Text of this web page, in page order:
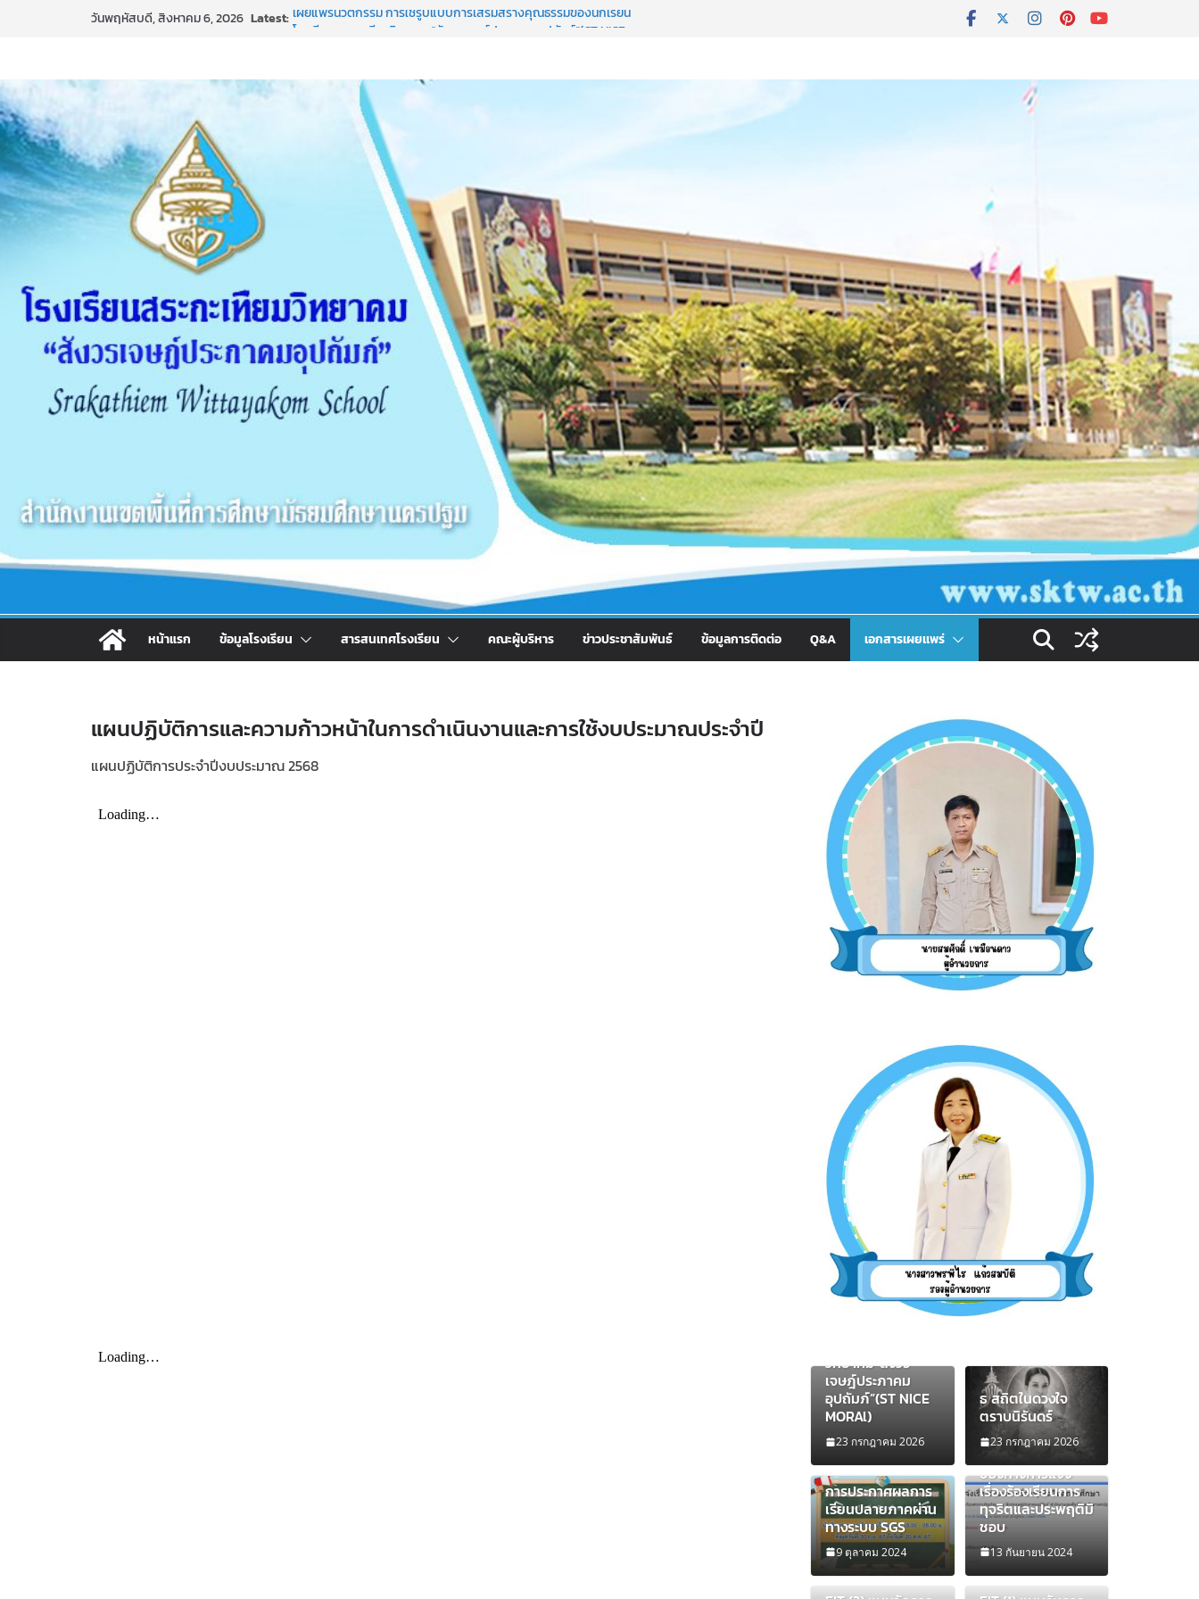
วันพฤหัสบดี, สิงหาคม 6, 2026 Latest: เผยแพร่นวัตกรรม การใช้รูปแบบการเสริมสร้างคุณธรรมของนักเรียน
การประกาศผลการเรียนปลายภาคผ่านทางระบบ SGS
ช่องทางการแจ้งเรื่องร้องเรียนการทุจริตและประพฤติมิชอบ
EIT (2) แบบวัดการรับรู้ผู้มีส่วนได้ส่วนเสียภายนอก
หน้าแรก ข้อมูลโรงเรียน สารสนเทศโรงเรียน คณะผู้บริหาร ข่าวประชาสัมพันธ์ ข้อมูลการติดต่อ Q&A เอกสารเผยเเพร่
แผนปฏิบัติการและความก้าวหน้าในการดำเนินงานและการใช้งบประมาณประจำปี
แผนปฏิบัติการประจำปีงบประมาณ 2568
เผยแพร่นวัตกรรม
การใช้รูปแบบการ
เสริมสร้างคุณธรรม
วิทยาคม”สังวร
เจษฎ์ประภาคม
อุปถัมภ์”(ST NICE
MORAl)
23 กรกฎาคม 2026
ธ สถิตในดวงใจ
ตราบนิรันดร์
23 กรกฎาคม 2026
การประกาศผลการ
เรียนปลายภาคผ่าน
ทางระบบ SGS
9 ตุลาคม 2024
ช่องทางการแจ้ง
เรื่องร้องเรียนการ
ทุจริตและประพฤติมิ
ชอบ
13 กันยายน 2024